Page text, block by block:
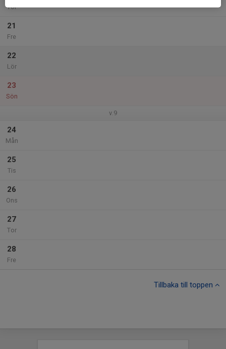
Tor
21
Fre
22
Lör
23
Sön
v.9
24
Mån
25
Tis
26
Ons
27
Tor
28
Fre
Tillbaka till toppen